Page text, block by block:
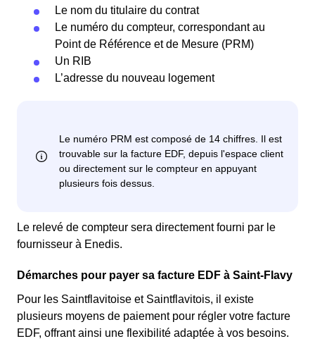
Le nom du titulaire du contrat
Le numéro du compteur, correspondant au
Point de Référence et de Mesure (PRM)
Un RIB
L’adresse du nouveau logement
Le relevé de compteur sera directement fourni par le
fournisseur à Enedis.
Démarches pour payer sa facture EDF à Saint-Flavy
Pour les Saintflavitoise et Saintflavitois, il existe
plusieurs moyens de paiement pour régler votre facture
EDF, offrant ainsi une flexibilité adaptée à vos besoins.